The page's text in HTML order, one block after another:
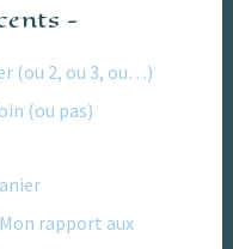
(ou 2, ou 3, ou…)
(ou pas)
rapport aux